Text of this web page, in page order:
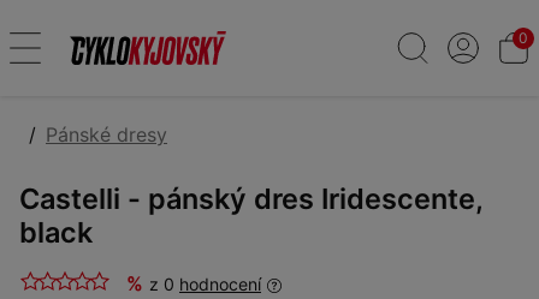
0
Pánské dresy
Castelli - pánský dres Iridescente,
black
% z 0 hodnocení